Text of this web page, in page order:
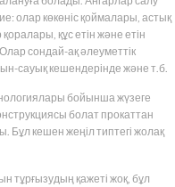
олар көкөніс қоймалары, астық
құс етін және етін
сондай-ақ әлеуметтік
сауық кешендерінде және т.б.
бойынша жүзеге
болат прокаттан
кешен жеңіл типтегі жолақ
тұрғызудың қажеті жоқ, бұл